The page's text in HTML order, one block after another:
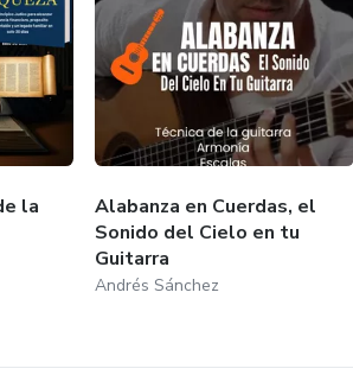
la
Alabanza en Cuerdas, el
Sonido del Cielo en tu
Guitarra
Andrés Sánchez